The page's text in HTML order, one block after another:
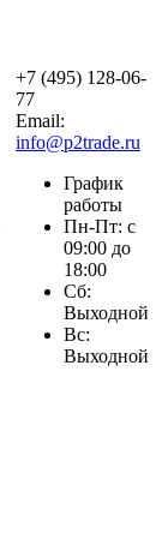
+7 (495) 128-06-
77
Email:
info@p2trade.ru
График
работы
Пн-Пт: с
09:00 до
18:00
Сб:
Выходной
Вс:
Выходной